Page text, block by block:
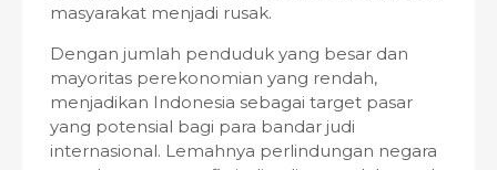
masyarakat menjadi rusak.
Dengan jumlah penduduk yang besar dan
mayoritas perekonomian yang rendah,
menjadikan Indonesia sebagai target pasar
yang potensial bagi para bandar judi
internasional. Lemahnya perlindungan negara